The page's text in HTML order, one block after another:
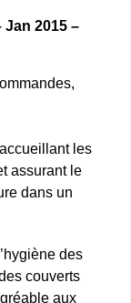
Jan 2015 –
les
assurant le
dans un
des
couverts
aux